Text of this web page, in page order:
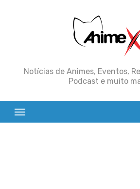
Notícias de Animes, Eventos,
Podcast e muito